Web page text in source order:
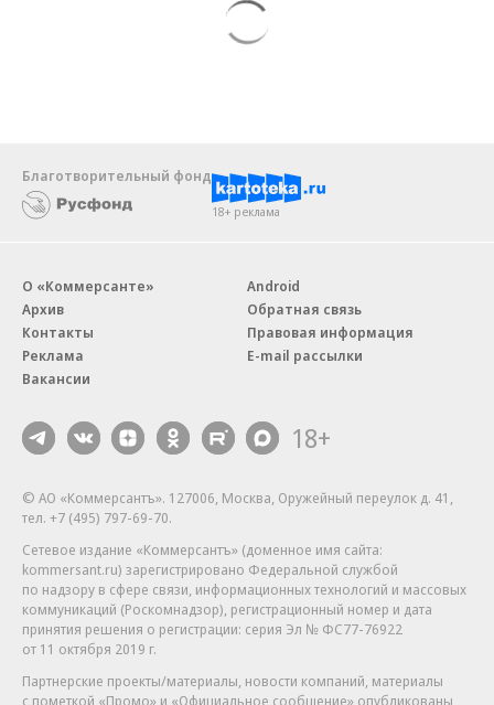
Благотворительный фонд
18+ реклама
О «Коммерсанте»
Архив
Контакты
Реклама
Вакансии
Android
Обратная связь
Правовая информация
E-mail рассылки
18+
© АО «Коммерсантъ». 127006, Москва, Оружейный переулок д. 41,
тел. +7 (495) 797-69-70.
Сетевое издание «Коммерсантъ» (доменное имя сайта:
kommersant.ru) зарегистрировано Федеральной службой
по надзору в сфере связи, информационных технологий и массовых
коммуникаций (Роскомнадзор), регистрационный номер и дата
принятия решения о регистрации: серия Эл № ФС77-76922
от 11 октября 2019 г.
Партнерские проекты/материалы, новости компаний, материалы
с пометкой «Промо» и «Официальное сообщение» опубликованы